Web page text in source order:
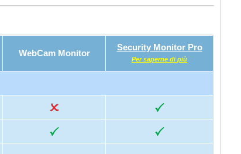
WebCam Monitor
Security Monitor Pro
Per saperne di più